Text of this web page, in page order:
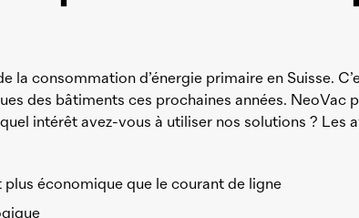
la consommation d’énergie primaire en Suisse.
des bâtiments ces prochaines années. NeoVac
intérêt avez-vous à utiliser nos solutions ? Les
plus économique que le courant de ligne